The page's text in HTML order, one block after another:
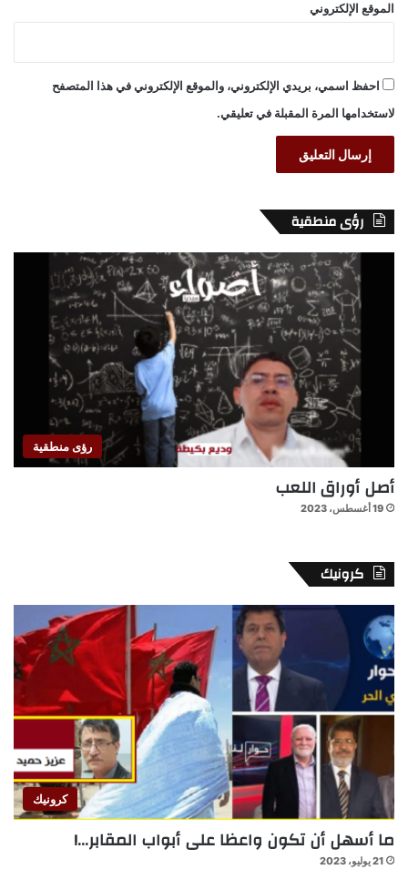
الموقع الإلكتروني
احفظ اسمي، بريدي الإلكتروني، والموقع الإلكتروني في هذا المتصفح
لاستخدامها المرة المقبلة في تعليقي.
رؤى منطقية
رؤى منطقية
أصل أوراق اللعب
19 أغسطس، 2023
كرونيك
كرونيك
ما أسهل أن تكون واعظا على أبواب المقابر…!
21 يوليو، 2023